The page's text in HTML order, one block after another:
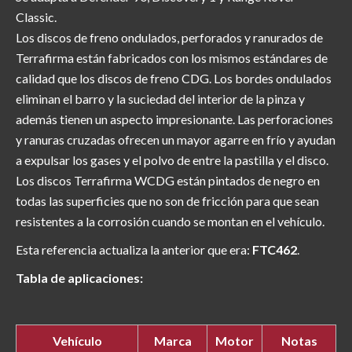
Classic.
Los discos de freno ondulados, perforados y ranurados de
Terrafirma están fabricados con los mismos estándares de
calidad que los discos de freno CDG. Los bordes ondulados
eliminan el barro y la suciedad del interior de la pinza y
además tienen un aspecto impresionante. Las perforaciones
y ranuras cruzadas ofrecen un mayor agarre en frío y ayudan
a expulsar los gases y el polvo de entre la pastilla y el disco.
Los discos Terrafirma WCDG están pintados de negro en
todas las superficies que no son de fricción para que sean
resistentes a la corrosión cuando se montan en el vehículo.
Esta referencia actualiza la anterior que era: FTC462.
Tabla de aplicaciones:
Vehículo Marca Motor Notas